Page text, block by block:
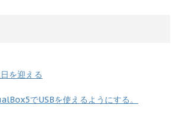
を迎える
でUSBを使えるようにする。